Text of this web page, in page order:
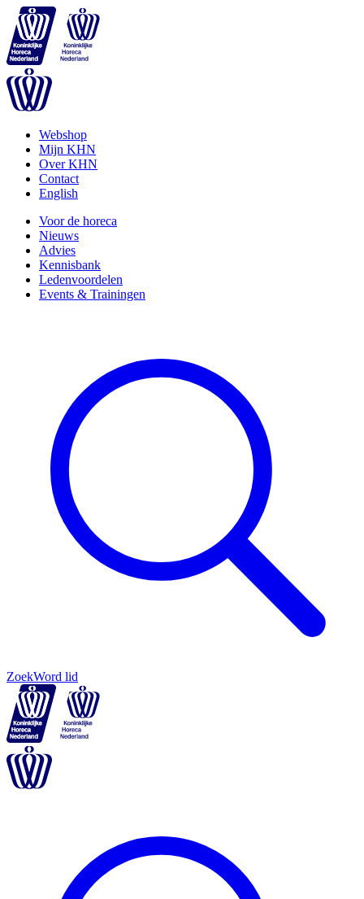
Webshop
Mijn KHN
Over KHN
Contact
English
Voor de horeca
Nieuws
Advies
Kennisbank
Ledenvoordelen
Events & Trainingen
ZoekWord lid